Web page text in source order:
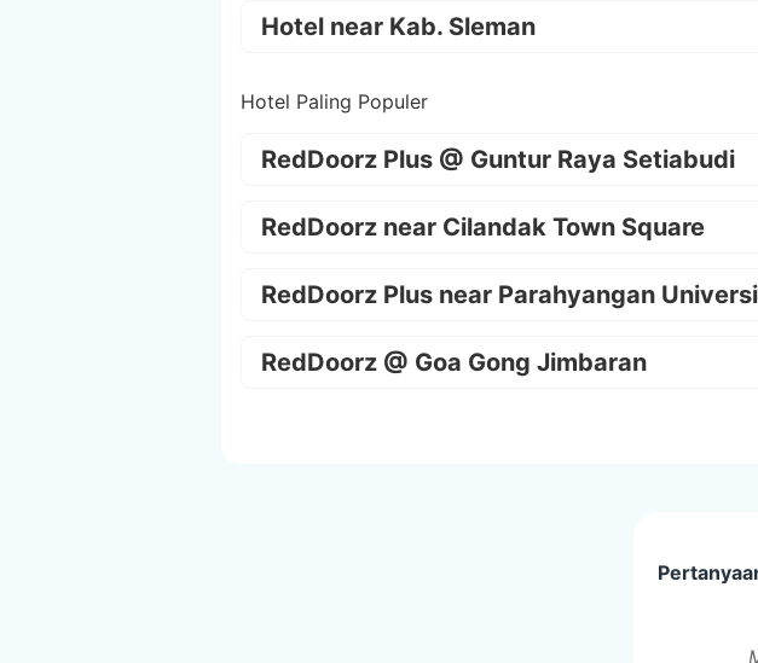
Hotel near Kab. Sleman
Hotel Paling Populer
RedDoorz Plus @ Guntur Raya Setiabudi
RedDoorz near Cilandak Town Square
RedDoorz Plus near Parahyangan
RedDoorz @ Goa Gong Jimbaran